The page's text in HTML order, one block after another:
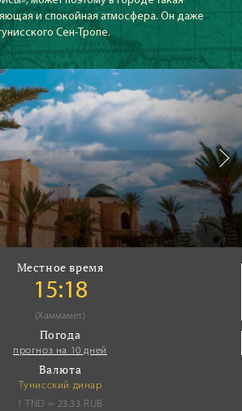
и спокойная атмосфера. Он даже
Сен-Тропе.
Местное время
15:18
(Хаммамет)
Погода
прогноз на 10 дней
Валюта
Тунисский динар
1 TND = 23.33 RUB